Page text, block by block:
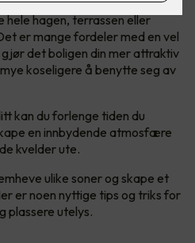
hele hagen, terrassen eller
er mange fordeler med en vel
det boligen din mer attraktiv
koseligere å benytte seg av
kan du forlenge tiden du
en innbydende atmosfære
kvelder ute.
ulike soner og skape et
er noen nyttige tips og triks for
plassere utelys.